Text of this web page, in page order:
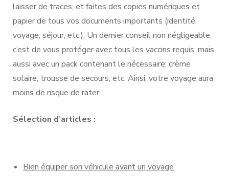
laisser de traces, et faites des copies numériques et
papier de tous vos documents importants (identité,
voyage, séjour, etc.). Un dernier conseil non négligeable,
c’est de vous protéger avec tous les vaccins requis, mais
aussi avec un pack contenant le nécessaire: crème
solaire, trousse de secours, etc. Ainsi, votre voyage aura
moins de risque de rater.
Sélection d’articles :
Bien équiper son véhicule avant un voyage